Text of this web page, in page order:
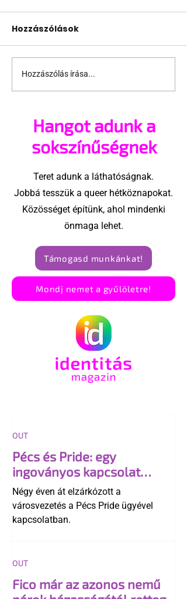
A London Trans+ Pride
szervezője nem volt
ünnepségnek nevezni
az eseményt- a BBC
ezért törölte vele az
interjút
Hozzászólások
Hozzászólás írása...
Hangot adunk a
sokszínűségnek
Teret adunk a láthatóságnak.
Jobbá tesszük a queer hétköznapokat.
Közösséget építünk, ahol mindenki
önmaga lehet.
Támogasd munkánkat!
Mondj nemet a gyűlöletre!
Pécs és Pride: egy
ingoványos kapcsolat
története
Négy éven át elzárkózott a
városvezetés a Pécs Pride ügyével
kapcsolatban.
OUT
Fico már az azonos nemű
OUT